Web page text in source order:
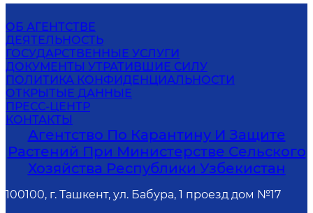
ОБ АГЕНТСТВЕ
ДЕЯТЕЛЬНОСТЬ
ГОСУДАРСТВЕННЫЕ УСЛУГИ
ДОКУМЕНТЫ УТРАТИВШИЕ СИЛУ
ПОЛИТИКА КОНФИДЕНЦИАЛЬНОСТИ
ОТКРЫТЫЕ ДАННЫЕ
ПРЕСС-ЦЕНТР
КОНТАКТЫ
Агентство По Карантину И Защите
Растений При Министерстве Сельского
Хозяйства Республики Узбекистан
100100, г. Ташкент, ул. Бабура, 1 проезд дом №17